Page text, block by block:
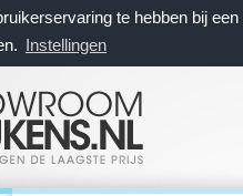
te hebben bij
Instellingen